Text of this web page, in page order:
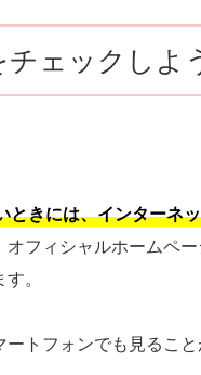
ェックしよ
きには、インターネ
フィシャルホームペー
。
トフォンでも見るこ